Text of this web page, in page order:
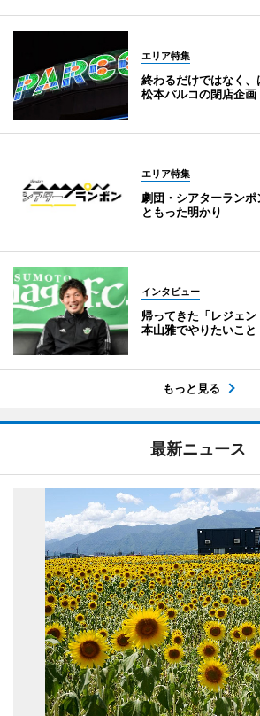
エリア特集
終わるだけではなく、
松本パルコの閉店企画
エリア特集
劇団・シアターラン
ともった明かり
インタビュー
帰ってきた「レジェ
本山雅でやりたいこと
もっと見る
最新ニュース